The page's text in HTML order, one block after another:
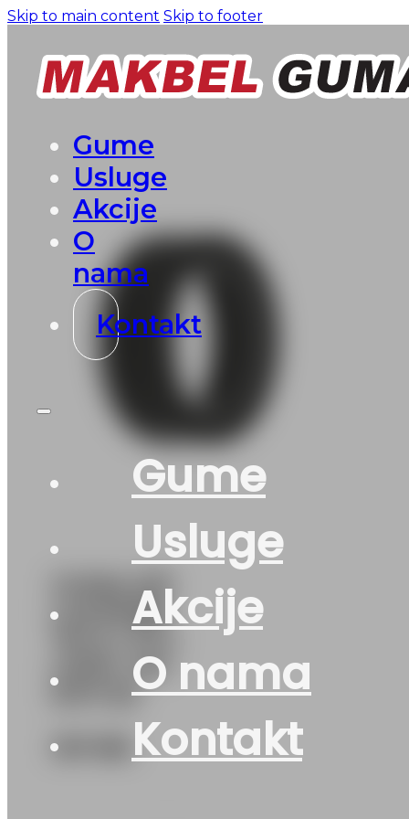
Skip to main content Skip to footer
Gume
Usluge
Akcije
O
nama
Kontakt
Gume
Usluge
Akcije
O nama
Kontakt
GUMA Z/P
LAUFENN
LW31+ 91T
DOT:25
127